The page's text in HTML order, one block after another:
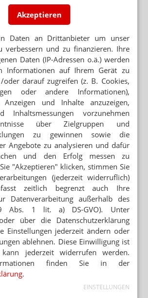
Akzeptieren
Daten an Drittanbieter um unser
verbessern und zu finanzieren. Ihre
Daten (IP-Adressen o.ä.) werden
Informationen auf Ihrem Gerät zu
darauf zugreifen (z. B. Cookies,
oder andere Informationen),
Anzeigen und Inhalte anzuzeigen,
Inhaltsmessungen vorzunehmen
über Zielgruppen und
zu gewinnen sowie die
Angebote zu analysieren und dafür
und den Erfolg messen zu
"Akzeptieren" klicken, stimmen Sie
(jederzeit widerruflich)
zeitlich begrenzt auch Ihre
Datenverarbeitung außerhalb des
Abs. 1 lit. a) DS-GVO). Unter
über die Datenschutzerklärung
Einstellungen jederzeit ändern oder
ablehnen. Diese Einwilligung ist
jederzeit widerrufen werden.
finden Sie in der
.
EINSTELLUNGEN
wenn sie nach alternativen
ihrer Schmerzen suchen“, so
das Ziel sein, Menschen zu helfen,
zu treffen und geeignete
NEWSLETTER
des Tages direkt in
Ihr Postfach. Kostenlos!
Jetzt abonnieren
zum Newsletter & Datenschutz
IM VISIER
Apotheke bestohlen: 1 Million Euro
UMFRAGE
Jüngere Männer greifen häufiger zu